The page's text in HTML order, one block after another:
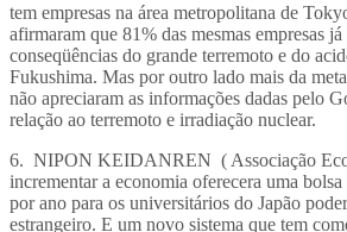
tem empresas na área metropolitana de
afirmaram que 81% das mesmas empresas
conseqüências do grande terremoto e do
Fukushima. Mas por outro lado mais da
não apreciaram as informações dadas pelo
relação ao terremoto e irradiação nuclear.
6. NIPON KEIDANREN ( Associação
incrementar a economia oferecera uma
por ano para os universitários do Japão
estrangeiro. E um novo sistema que tem